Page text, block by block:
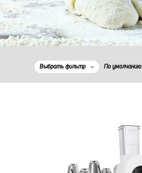
Выбрать фильтр По умолчанию